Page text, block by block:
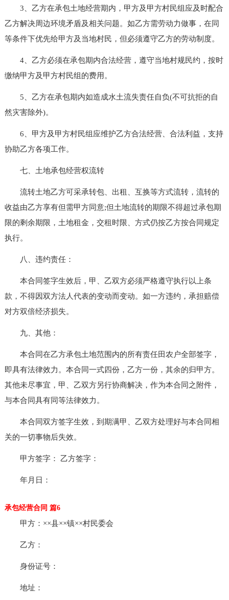
3、乙方在承包土地经营期内，甲方及甲方村民组应及时配合
乙方解决周边环境矛盾及相关问题。如乙方需劳动力做事，在同
等条件下优先给甲方及当地村民，但必须遵守乙方的劳动制度。
4、乙方必须在承包期内合法经营，遵守当地村规民约，按时
缴纳甲方及甲方村民组的费用。
5、乙方在承包期内如造成水土流失责任自负(不可抗拒的自
然灾害除外)。
6、甲方及甲方村民组应维护乙方合法经营、合法利益，支持
协助乙方各项工作。
七、土地承包经营权流转
流转土地乙方可采承转包、出租、互换等方式流转，流转的
收益由乙方享有但需甲方同意;但土地流转的期限不得超过承包期
限的剩余期限，土地租金，交租时限、方式仍按乙方按合同规定
执行。
八、违约责任：
本合同签字生效后，甲、乙双方必须严格遵守执行以上条
款，不得因双方法人代表的变动而变动。如一方违约，承担赔偿
对方双倍经济损失。
九、其他：
本合同在乙方承包土地范围内的所有责任田农户全部签字，
即具有法律效力。本合同一式四份，乙方一份，其余的归甲方。
其他未尽事宜，甲、乙双方另行协商解决，作为本合同之附件，
与本合同具有同等法律效力。
本合同双方签字生效，到期满甲、乙双方处理好与本合同相
关的一切事物后失效。
甲方签字： 乙方签字：
年月日：
承包经营合同 篇6
甲方：××县××镇××村民委会
乙方：
身份证号：
地址：